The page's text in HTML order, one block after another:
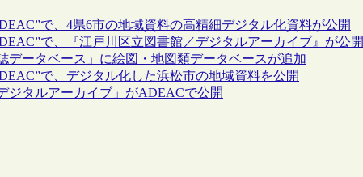
で、4県6市の地域資料の高精細デジタル化資料が公開
で、『江戸川区立図書館／デジタルアーカイブ』が公開
データベース」に絵図・地図類データベースが追加
で、デジタル化した浜松市の地域資料を公開
ジタルアーカイブ」がADEACで公開